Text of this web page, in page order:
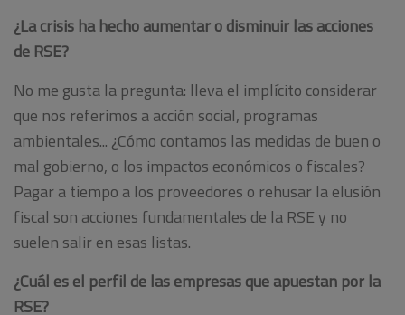
¿La crisis ha hecho aumentar o disminuir las acciones
de RSE?
No me gusta la pregunta: lleva el implícito considerar
que nos referimos a acción social, programas
ambientales... ¿Cómo contamos las medidas de buen o
mal gobierno, o los impactos económicos o fiscales?
Pagar a tiempo a los proveedores o rehusar la elusión
fiscal son acciones fundamentales de la RSE y no
suelen salir en esas listas.
¿Cuál es el perfil de las empresas que apuestan por la
RSE?